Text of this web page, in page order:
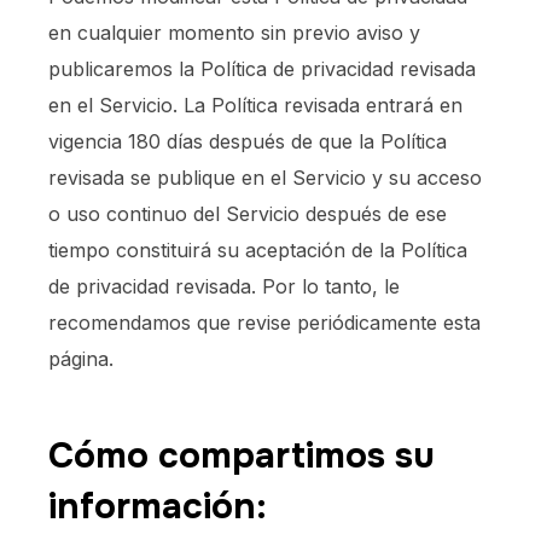
en cualquier momento sin previo aviso y
publicaremos la Política de privacidad revisada
en el Servicio. La Política revisada entrará en
vigencia 180 días después de que la Política
revisada se publique en el Servicio y su acceso
o uso continuo del Servicio después de ese
tiempo constituirá su aceptación de la Política
de privacidad revisada. Por lo tanto, le
recomendamos que revise periódicamente esta
página.
Cómo compartimos su
información: